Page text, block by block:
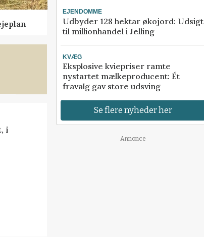
i
EJENDOMME
Udbyder 128 hektar økojord: Udsigt
til millionhandel i Jelling
KVÆG
Eksplosive kviepriser ramte
nystartet mælkeproducent: Ét
fravalg gav store udsving
Se flere nyheder her
Annonce